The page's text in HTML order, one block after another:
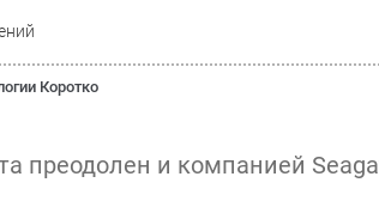
Коротко
преодолен и компанией